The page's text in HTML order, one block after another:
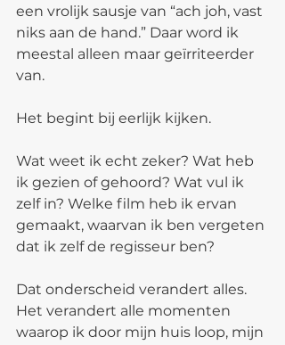
een vrolijk sausje van “ach joh, vast
niks aan de hand.” Daar word ik
meestal alleen maar geïrriteerder
van.
Het begint bij eerlijk kijken.
Wat weet ik echt zeker? Wat heb
ik gezien of gehoord? Wat vul ik
zelf in? Welke film heb ik ervan
gemaakt, waarvan ik ben vergeten
dat ik zelf de regisseur ben?
Dat onderscheid verandert alles.
Het verandert alle momenten
waarop ik door mijn huis loop, mijn